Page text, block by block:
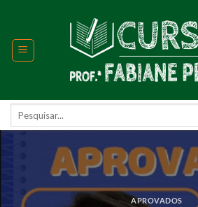
content
Pesquisar
APROVADOS